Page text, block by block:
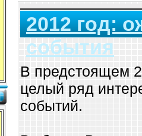
2012 год:
события
В предстоящем
целый ряд
событий.